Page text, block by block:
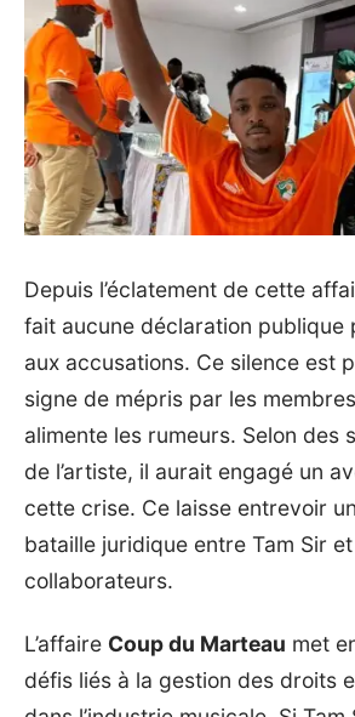
Depuis l’éclatement de cette
fait aucune déclaration publique
aux accusations. Ce silence est
signe de mépris par les
alimente les rumeurs. Selon des
de l’artiste, il aurait engagé un
cette crise. Ce laisse entrevoir
bataille juridique entre Tam Sir
collaborateurs.
L’affaire Coup du Marteau met
défis liés à la gestion des droits